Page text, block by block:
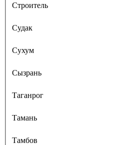
Строитель
Судак
Сухум
Сызрань
Таганрог
Тамань
Тамбов